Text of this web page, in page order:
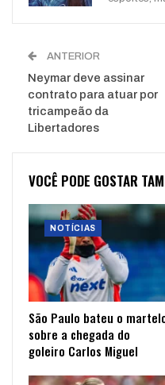
ANTERIOR
Neymar deve assinar
contrato para atuar por
tricampeão da
Libertadores
VOCÊ PODE GOSTAR
NOTÍCIAS
São Paulo bateu o
sobre a chegada do
goleiro Carlos Miguel